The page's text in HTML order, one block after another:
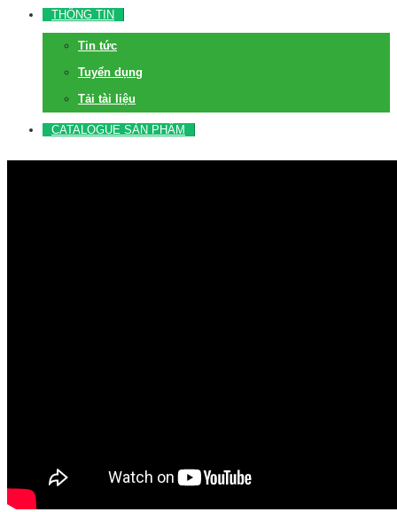
THÔNG TIN
Tin tức
Tuyển dụng
Tải tài liệu
CATALOGUE SẢN PHẨM